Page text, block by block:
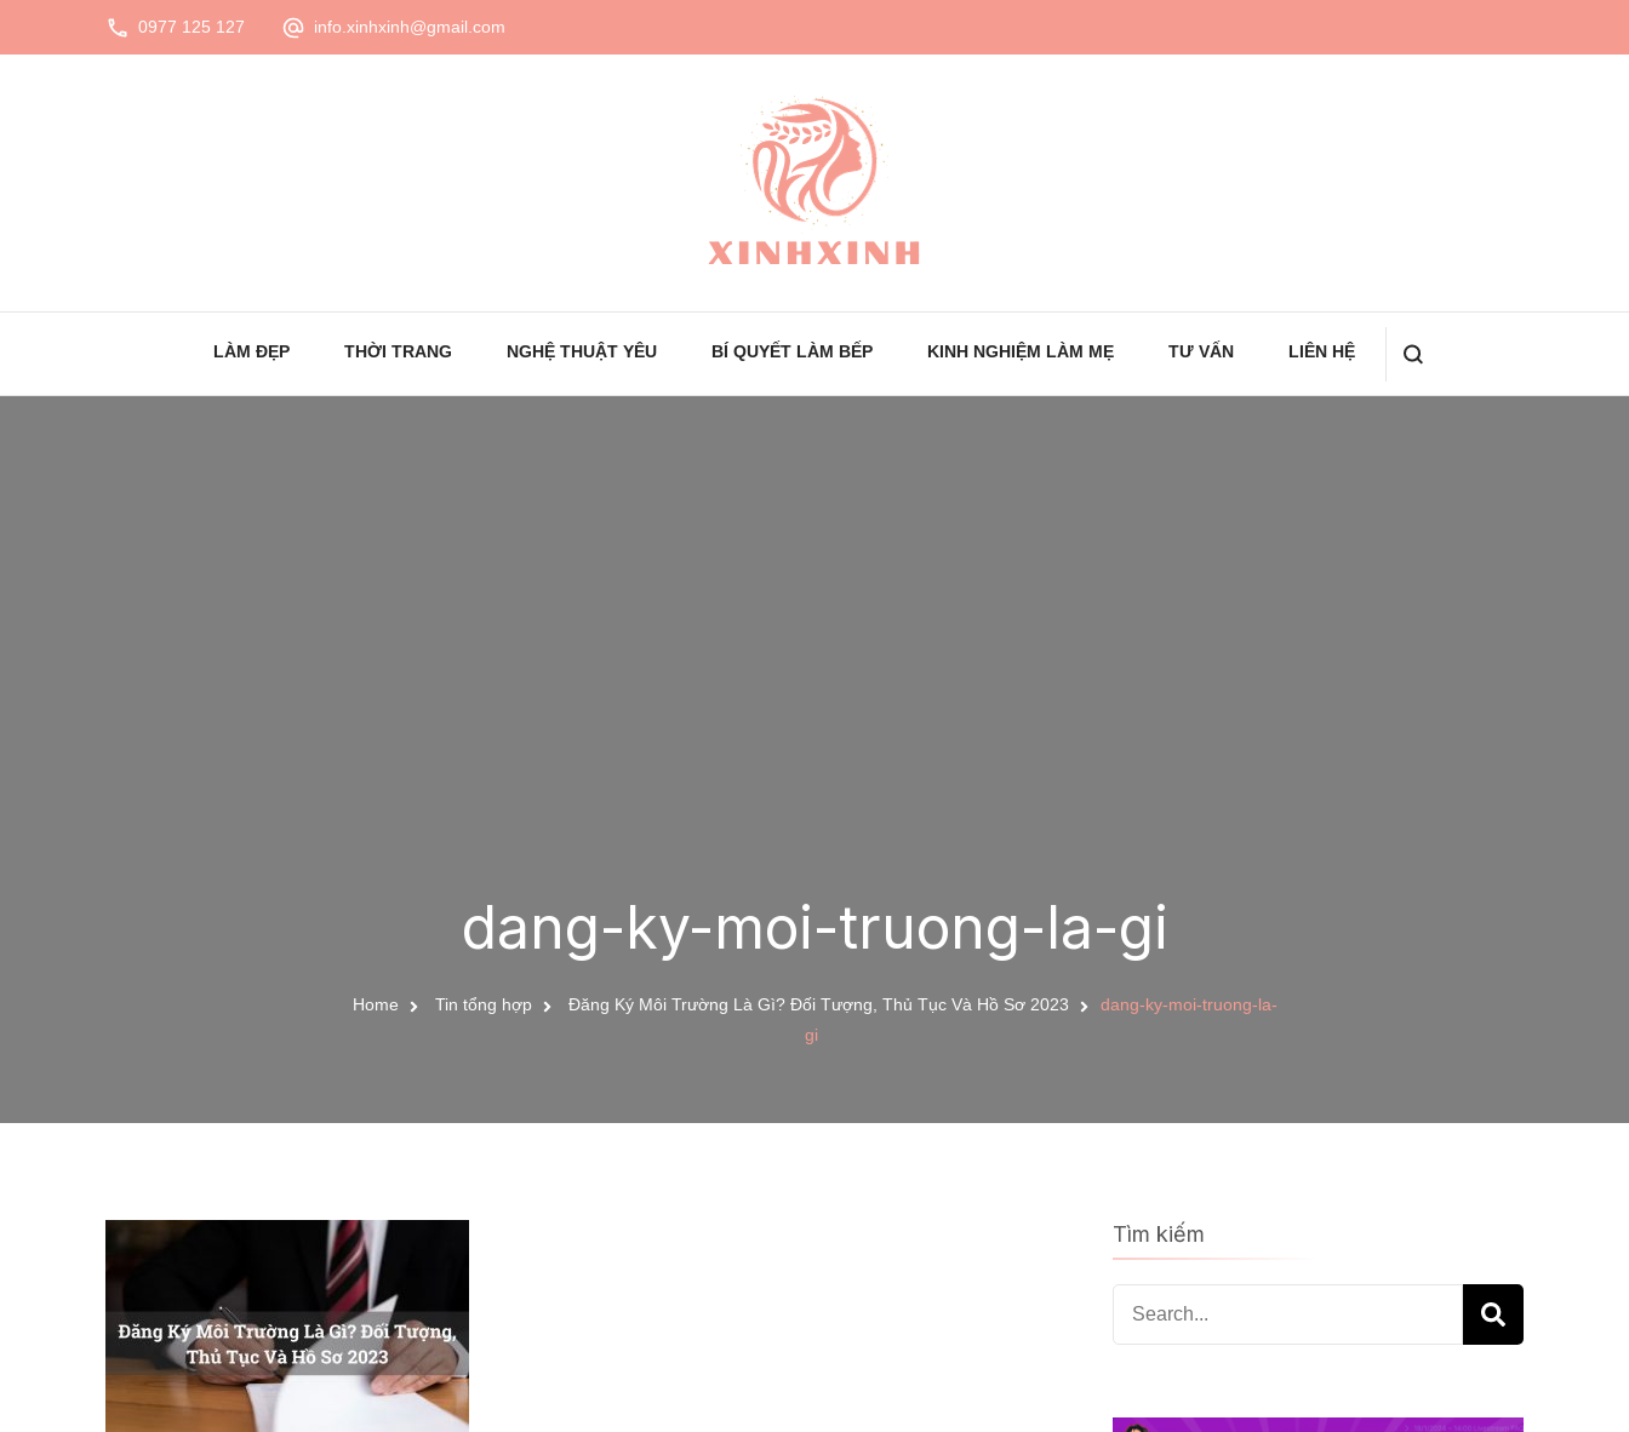
0977 125 127 info.xinhxinh@gmail.com
XinhXinh
Trang tin tức cho phái đẹp
LÀM ĐẸP THỜI TRANG NGHỆ THUẬT YÊU BÍ QUYẾT LÀM BẾP KINH NGHIỆM LÀM MẸ TƯ VẤN LIÊN HỆ
dang-ky-moi-truong-la-gi
Home Tin tổng hợp Đăng Ký Môi Trường Là Gì? Đối Tượng, Thủ Tục Và Hồ Sơ 2023
dang-ky-moi-truong-la-
gi
Tìm kiếm
Search
for: